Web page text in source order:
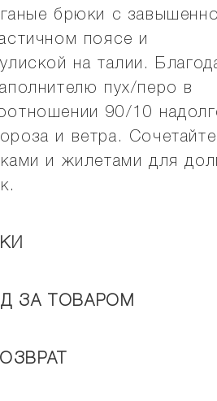
брюки с
поясе и
на талии.
пух/перо в
90/10
и ветра. Сочетайте
и жилетами для
ЗА ТОВАРОМ